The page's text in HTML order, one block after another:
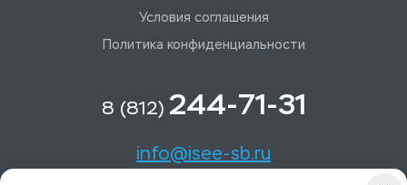
Условия соглашения
Политика конфиденциальности
8 (812) 244-71-31
info@isee-sb.ru